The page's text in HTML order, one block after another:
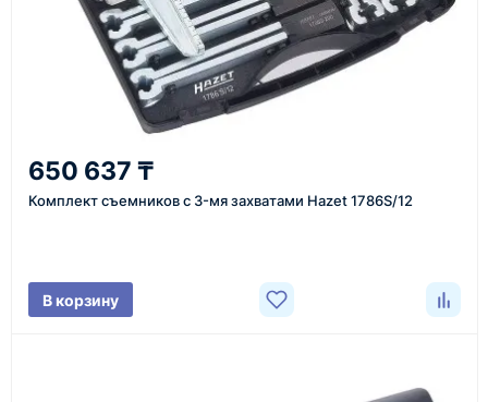
Оставьте заявку на сайте, по телефону или через
форму обратного звонка.
Уточнение задачи
Менеджер связывается с вами, уточняет
650 637 ₸
Комплект съемников с 3-мя захватами Hazet 1786S/12
В корзину